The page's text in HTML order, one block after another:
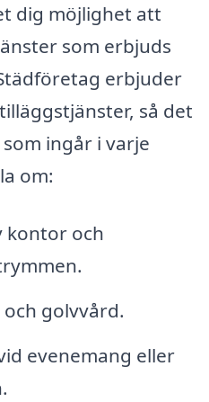
dig möjlighet att
som erbjuds
erbjuder
så det
ingår i varje
om:
kontor och
golvvård.
evenemang eller